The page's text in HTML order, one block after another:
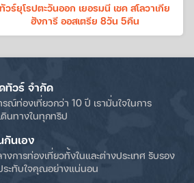
ทัวร์ยุโรปตะวันออก เยอรมนี เชค สโลวาเกีย
ฮังการี ออสเตรีย 8วัน 5คืน
ทัวร์ จำกัด
ณ์ท่องเที่ยวกว่า 10 ปี เรามั่นใจในการ
นทางในทุกทริป
กันเอง
งการท่องเที่ยวทั้งในและต่างประเทศ รับรอง
ระทับใจคุณอย่างแน่นอน